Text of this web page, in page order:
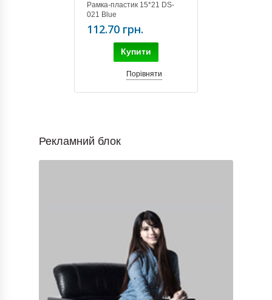
Рамка-пластик 15*21 DS-
021 Blue
112.70 грн.
Купити
Порівняти
Рекламний блок